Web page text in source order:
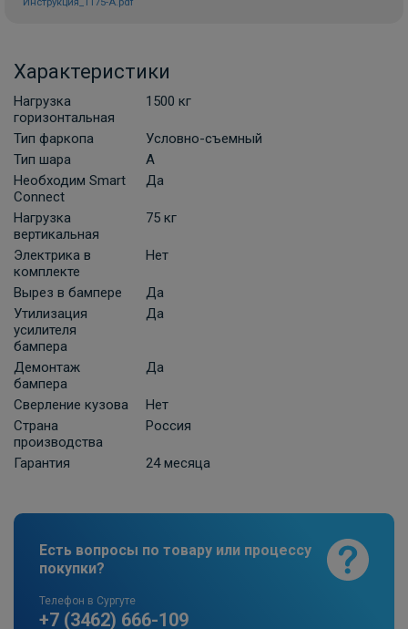
KA.SC.7.2 с блоком согласования 7-пин
Комплект универсальной электрики
КонцептАвто с блоком согласования 7-
ПОД ЗАКАЗ ОТ 10 ДНЕЙ
КонцептАвто с блоком согласования
ПОД ЗАКАЗ ОТ 10 ДНЕЙ
11 740 ₽
В корзину
System для Opel Zafira B /Opel Astra H
ПОД ЗАКАЗ ОТ 14 ДНЕЙ
по запросу
Инструкция_1175-A.pdf
Характеристики
Нагрузка
горизонтальная
1500 кг
Тип фаркопа
Условно-съемный
Тип шара
A
Необходим Smart
Connect
Да
Нагрузка
вертикальная
75 кг
Электрика в
комплекте
Нет
Вырез в бампере
Да
Утилизация
усилителя
бампера
Да
Демонтаж
бампера
Да
Сверление кузова
Нет
Страна
производства
Россия
Гарантия 24 месяца
Есть вопросы по товару или процессу
покупки?
Телефон в Сургуте
+7 (3462) 666-109